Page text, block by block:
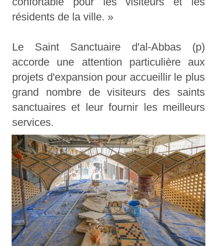
résidents de la ville. »
Le Saint Sanctuaire d'al-Abbas (p)
accorde une attention particulière aux
projets d'expansion pour accueillir le plus
grand nombre de visiteurs des saints
sanctuaires et leur fournir les meilleurs
services.